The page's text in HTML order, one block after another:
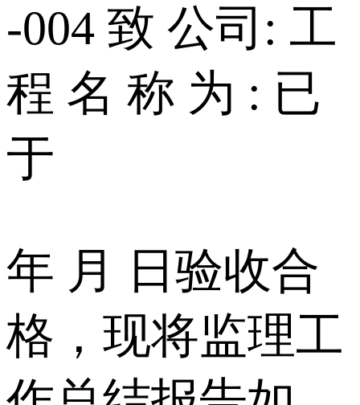
-004 致 公司: 工
程 名 称 为 : 已
于
年 月 日验收合
格，现将监理工